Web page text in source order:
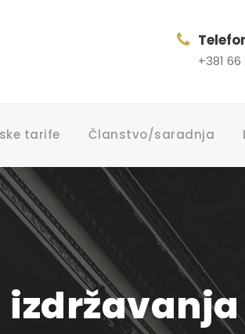
+381
tarife Članstvo/saradnja